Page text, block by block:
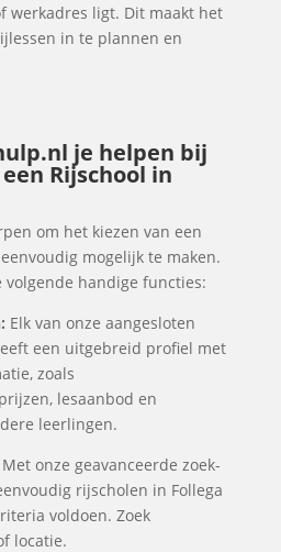
werkadres ligt. Dit maakt het
in te plannen en
je helpen bij
Rijschool in
om het kiezen van een
mogelijk te maken.
handige functies:
Elk van onze aangesloten
een uitgebreid profiel met
zoals
lesaanbod en
leerlingen.
Met onze geavanceerde zoek-
rijscholen in Follega
voldoen. Zoek
locatie.